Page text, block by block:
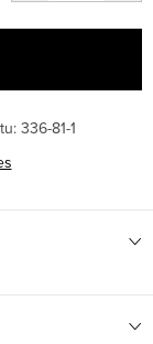
336-81-1